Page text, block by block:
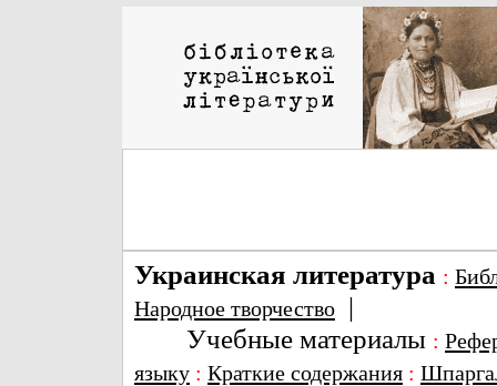
Украинская литература :
Народное творчество |
Учебные материалы :
языку : Краткие содержания :